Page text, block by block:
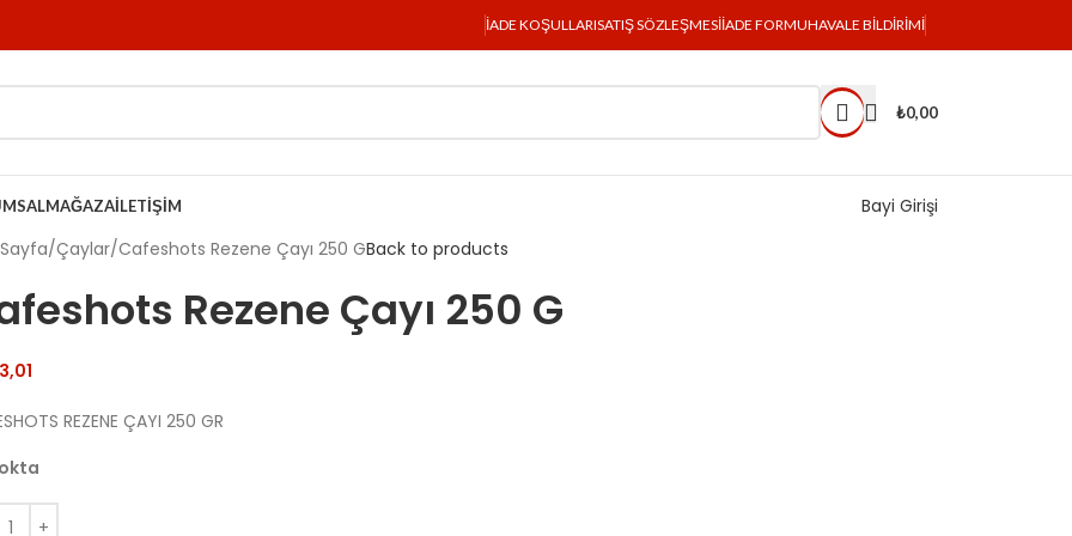
İADE KOŞULLARISATIŞ SÖZLEŞMESIİADE FORMUHAVALE BILDIRIMI
₺0,00
MAĞAZAİLETIŞIM Bayi Girişi
Çaylar Cafeshots Rezene Çayı 250 GBack to products
Rezene Çayı 250 G
REZENE ÇAYI 250 GR